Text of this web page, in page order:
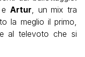
Artur , un mix tra
la meglio il primo,
al televoto che si